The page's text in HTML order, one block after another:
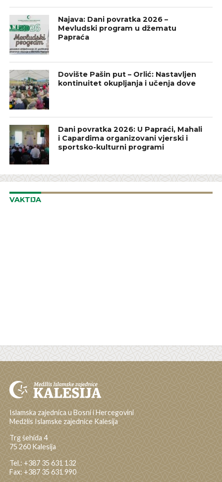
Najava: Dani povratka 2026 –
Mevludski program u džematu
Papraća
Dovište Pašin put – Orlić: Nastavljen
kontinuitet okupljanja i učenja dove
Dani povratka 2026: U Papraći, Mahali
i Capardima organizovani vjerski i
sportsko-kulturni programi
VAKTIJA
Islamska zajednica u Bosni i Hercegovini
Medžlis Islamske zajednice Kalesija
Trg šehida 4
75 260 Kalesija
Tel.: +387 35 631 132
Fax: +387 35 631 990